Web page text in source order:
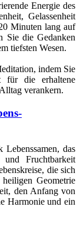
Energie des
Gelassenheit
Minuten lang auf
Sie die Gedanken
tiefsten Wesen.
indem Sie
für die erhaltene
verankern.
das
Fruchtbarkeit
die sich
Geometrie
den Anfang von
Harmonie und ein